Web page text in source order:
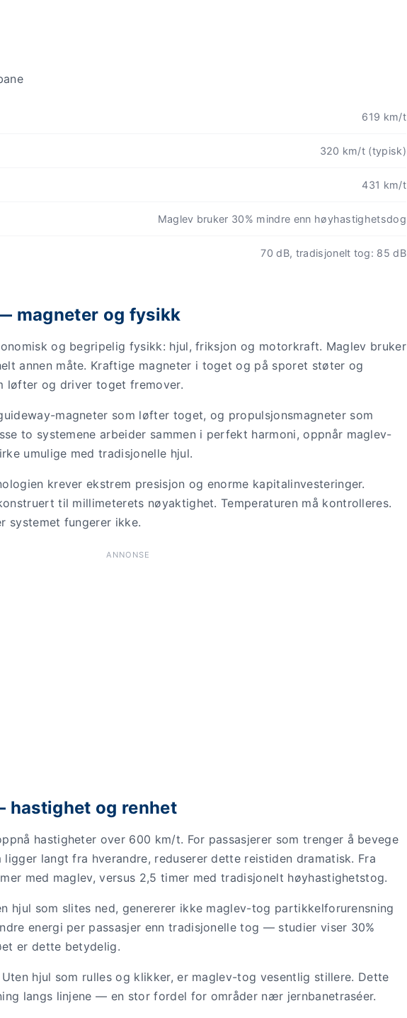
619 km/t
320 km/t (typisk)
431 km/t
Maglev bruker 30% mindre enn høyhastighetsdog
70 dB, tradisjonelt tog: 85 dB
magneter og fysikk
og begripelig fysikk: hjul, friksjon og motorkraft. Maglev bruker
annen måte. Kraftige magneter i toget og på sporet støter og
løfter og driver toget fremover.
magneter som løfter toget, og propulsjonsmagneter som
to systemene arbeider sammen i perfekt harmoni, oppnår maglev-
umulige med tradisjonelle hjul.
krever ekstrem presisjon og enorme kapitalinvesteringer.
til millimeterets nøyaktighet. Temperaturen må kontrolleres.
fungerer ikke.
ANNONSE
hastighet og renhet
hastigheter over 600 km/t. For passasjerer som trenger å bevege
langt fra hverandre, reduserer dette reistiden dramatisk. Fra
med maglev, versus 2,5 timer med tradisjonelt høyhastighetstog.
hjul som slites ned, genererer ikke maglev-tog partikkelforurensning
energi per passasjer enn tradisjonelle tog — studier viser 30%
er dette betydelig.
hjul som rulles og klikker, er maglev-tog vesentlig stillere. Dette
langs linjene — en stor fordel for områder nær jernbanetraséer.